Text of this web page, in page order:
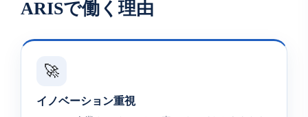
ARISで働く理由
🚀
イノベーション重視